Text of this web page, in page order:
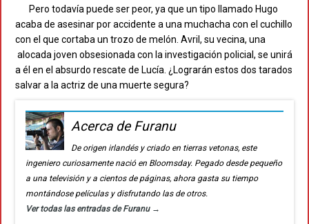
Pero todavía puede ser peor, ya que un tipo llamado Hugo
acaba de asesinar por accidente a una muchacha con el cuchillo
con el que cortaba un trozo de melón. Avril, su vecina, una
alocada joven obsesionada con la investigación policial, se unirá
a él en el absurdo rescate de Lucía. ¿Lograrán estos dos tarados
salvar a la actriz de una muerte segura?
Acerca de Furanu
De origen irlandés y criado en tierras vetonas, este
ingeniero curiosamente nació en Bloomsday. Pegado desde pequeño
a una televisión y a cientos de páginas, ahora gasta su tiempo
montándose películas y disfrutando las de otros.
Ver todas las entradas de Furanu →